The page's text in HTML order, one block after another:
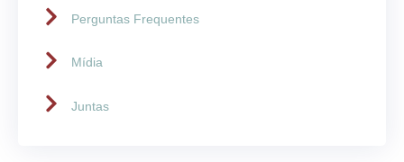
Perguntas Frequentes
Mídia
Juntas